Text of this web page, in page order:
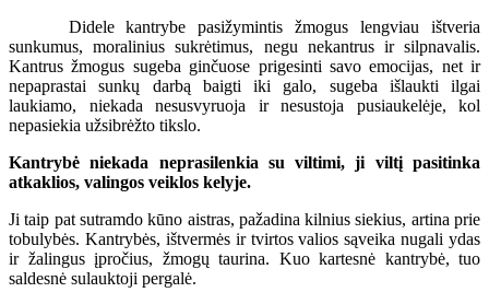
Didele kantrybe pasižymintis žmogus lengviau ištveria
sunkumus, moralinius sukrėtimus, negu nekantrus ir silpnavalis.
Kantrus žmogus sugeba ginčuose prigesinti savo emocijas, net ir
nepaprastai sunkų darbą baigti iki galo, sugeba išlaukti ilgai
laukiamo, niekada nesusvyruoja ir nesustoja pusiaukelėje, kol
nepasiekia užsibrėžto tikslo.
Kantrybė niekada neprasilenkia su viltimi, ji viltį pasitinka
atkaklios, valingos veiklos kelyje.
Ji taip pat sutramdo kūno aistras, pažadina kilnius siekius, artina prie
tobulybės. Kantrybės, ištvermės ir tvirtos valios sąveika nugali ydas
ir žalingus įpročius, žmogų taurina. Kuo kartesnė kantrybė, tuo
saldesnė sulauktoji pergalė.